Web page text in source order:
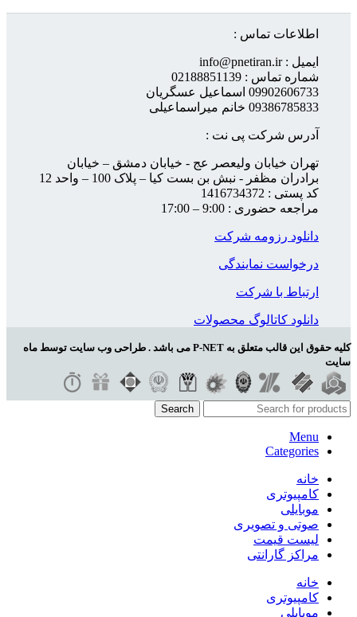
اطلاعات تماس :
ایمیل : info@pnetiran.ir
شماره تماس : 02188851139
09902606733 اسماعیل عسگریان
09386785833 خانم میراسماعیلی
آدرس شرکت پی نت :
تهران خیابان ولیعصر عج - خیابان دمشق – خیابان
برادران مظفر - نبش بن بست کیا – پلاک 100 – واحد 12
کد پستی : 1416734372
مراجعه حضوری : 9:00 – 17:00
دانلود رزومه شرکت
درخواست نمایندگی
ارتباط با شرکت
دانلود کاتالوگ محصولات
کلیه حقوق این قالب متعلق به P-NET می باشد . طراحی وب سایت توسط ماه
سایت
Search
Menu
Categories
خانه
کامپیوتری
موبایلی
صوتی و تصویری
لیست قیمت
مراکز گارانتی
خانه
کامپیوتری
موبایلی